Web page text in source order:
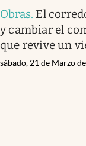
Obras. El
y cambiar el
que revive un
sábado, 21 de Marzo